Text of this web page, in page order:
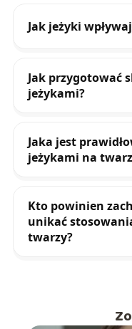
Jak jeżyki
Jak przygotować
jeżykami?
Jaka jest
jeżykami na
Kto powinien
unikać
twarzy?